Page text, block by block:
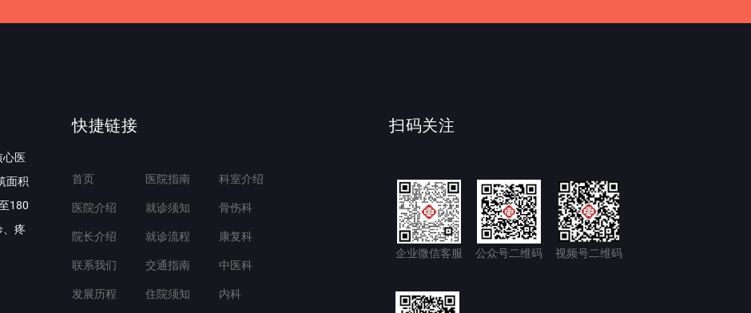
心医
面积
180
、疼
快捷链接
首页
医院介绍
院长介绍
联系我们
发展历程
医院指南
就诊须知
就诊流程
交通指南
住院须知
科室介绍
骨伤科
康复科
中医科
内科
扫码关注
企业微信客服 公众号二维码 视频号二维码